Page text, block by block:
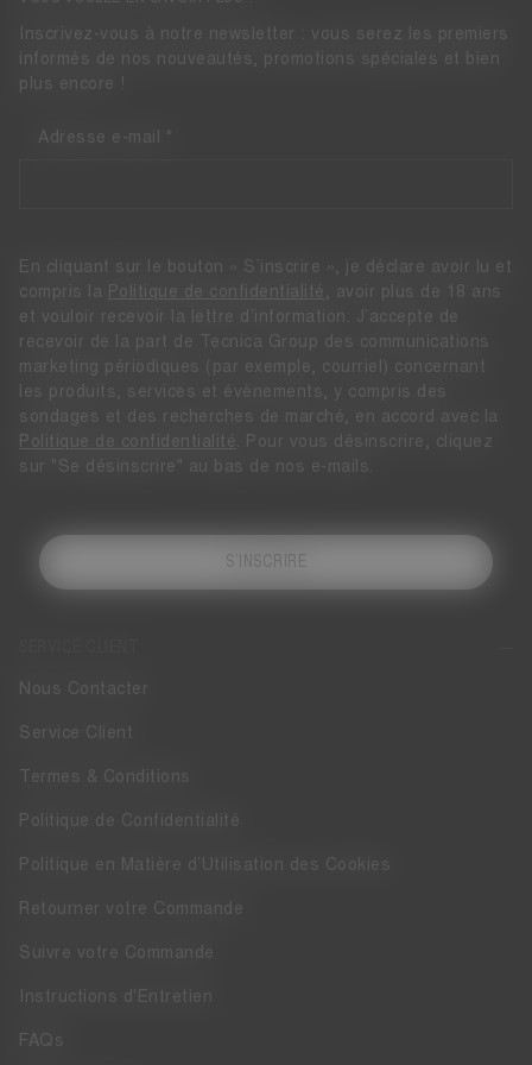
Nous Contacter
Service Client
Termes & Conditions
Politique de Confidentialité
Politique en Matière d’Utilisation des Cookies
Retourner votre Commande
Suivre votre Commande
Instructions d'Entretien
FAQs
Inscrivez-vous à notre newsletter : vous serez les premiers
informés de nos nouveautés, promotions spéciales et bien
plus encore !
Adresse e-mail
En cliquant sur le bouton « S’inscrire », je déclare avoir lu et
compris la
Politique de confidentialité, avoir plus de 18 ans
et vouloir recevoir la lettre d’information. J’accepte de
recevoir de la part de Tecnica Group des communications
marketing périodiques (par exemple, courriel) concernant
les produits, services et évènements, y compris des
sondages et des recherches de marché, en accord avec la
Politique de confidentialité
. Pour vous désinscrire, cliquez
sur "Se désinscrire" au bas de nos e-mails.
S’INSCRIRE